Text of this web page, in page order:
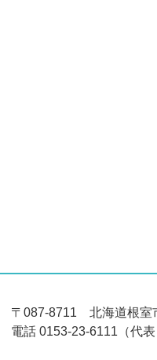
〒087-8711 北海道根室
電話 0153-23-6111（代表